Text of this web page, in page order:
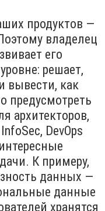
продуктов —
владелец
его
решает,
вывести, как
предусмотреть
архитекторов,
DevOps
К примеру,
данных —
данные
хранятся